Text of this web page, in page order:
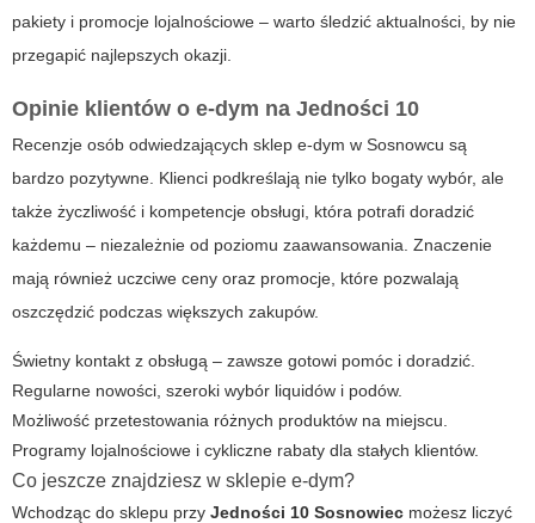
pakiety i promocje lojalnościowe – warto śledzić aktualności, by nie
przegapić najlepszych okazji.
Opinie klientów o e-dym na Jedności 10
Recenzje osób odwiedzających sklep e-dym w Sosnowcu są
bardzo pozytywne. Klienci podkreślają nie tylko bogaty wybór, ale
także życzliwość i kompetencje obsługi, która potrafi doradzić
każdemu – niezależnie od poziomu zaawansowania. Znaczenie
mają również uczciwe ceny oraz promocje, które pozwalają
oszczędzić podczas większych zakupów.
Świetny kontakt z obsługą – zawsze gotowi pomóc i doradzić.
Regularne nowości, szeroki wybór liquidów i podów.
Możliwość przetestowania różnych produktów na miejscu.
Programy lojalnościowe i cykliczne rabaty dla stałych klientów.
Co jeszcze znajdziesz w sklepie e-dym?
Wchodząc do sklepu przy Jedności 10 Sosnowiec możesz liczyć